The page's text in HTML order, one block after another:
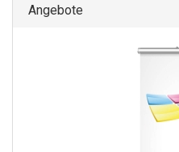
Angebote